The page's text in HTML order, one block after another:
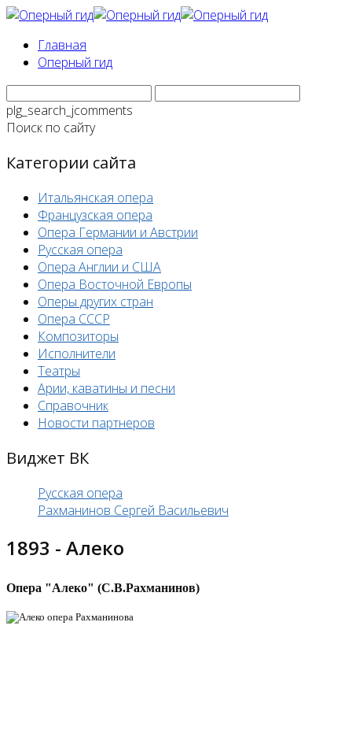
Главная
Оперный гид
plg_search_jcomments
Поиск по сайту
Категории сайта
Итальянская опера
Французская опера
Опера Германии и Австрии
Русская опера
Опера Англии и США
Опера Восточной Европы
Оперы других стран
Опера СССР
Композиторы
Исполнители
Театры
Арии, каватины и песни
Справочник
Новости партнеров
Виджет ВК
Русская опера
Рахманинов Сергей Васильевич
1893 - Алеко
Опера "Алеко" (С.В.Рахманинов)